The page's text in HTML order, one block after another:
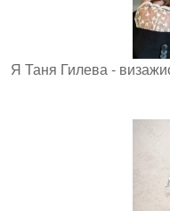
Я Таня Гилева -